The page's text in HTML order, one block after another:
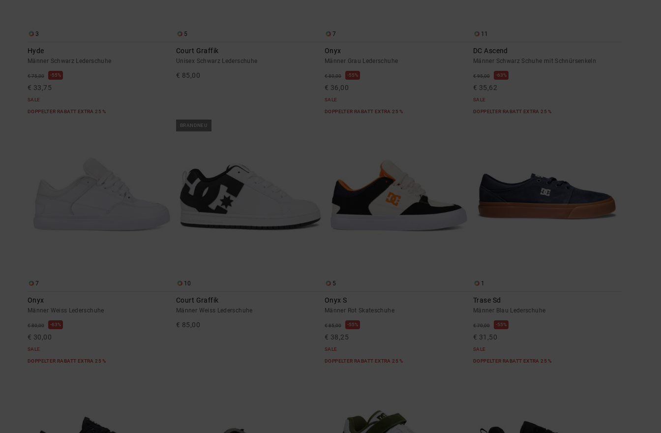
3
Hyde
Männer Schwarz Lederschuhe
€ 75,00 55%
€ 33,75
SALE
DOPPELTER RABATT EXTRA 25 %
5
Court Graffik
Unisex Schwarz Lederschuhe
€ 85,00
7
Onyx
Männer Grau Lederschuhe
€ 80,00 55%
€ 36,00
SALE
DOPPELTER RABATT EXTRA 25 %
11
DC Ascend
Männer Schwarz Schuhe mit Schnürsenkeln
€ 95,00 63%
€ 35,62
SALE
DOPPELTER RABATT EXTRA 25 %
7
Onyx
Männer Weiss Lederschuhe
€ 80,00 63%
€ 30,00
SALE
DOPPELTER RABATT EXTRA 25 %
BRANDNEU
10
Court Graffik
Männer Weiss Lederschuhe
€ 85,00
5
Onyx S
Männer Rot Skateschuhe
€ 85,00 55%
€ 38,25
SALE
DOPPELTER RABATT EXTRA 25 %
1
Trase Sd
Männer Blau Lederschuhe
€ 70,00 55%
€ 31,50
SALE
DOPPELTER RABATT EXTRA 25 %